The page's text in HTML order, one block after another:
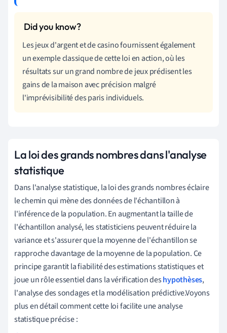
Les jeux d'argent et de casino fournissent également
un exemple classique de cette loi en action, où les
résultats sur un grand nombre de jeux prédisent les
gains de la maison avec précision malgré
l'imprévisibilité des paris individuels.
La loi des grands nombres dans l'analyse
statistique
Dans l'analyse statistique, la loi des grands nombres éclaire
le chemin qui mène des données de l'échantillon à
l'inférence de la population. En augmentant la taille de
l'échantillon analysé, les statisticiens peuvent réduire la
variance et s'assurer que la moyenne de l'échantillon se
rapproche davantage de la moyenne de la population. Ce
principe garantit la fiabilité des estimations statistiques et
joue un rôle essentiel dans la vérification deshypothèses,
l'analyse des sondages et la modélisation prédictive.Voyons
plus en détail comment cette loi facilite une analyse
statistique précise :